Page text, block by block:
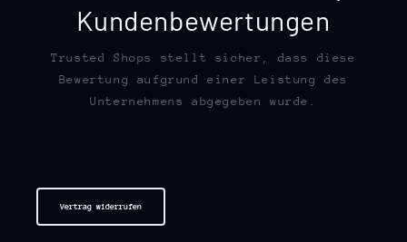
Kundenbewertungen
Trusted Shops stellt sicher, dass diese
Bewertung aufgrund einer Leistung des
Unternehmens abgegeben wurde.
Vertrag widerrufen